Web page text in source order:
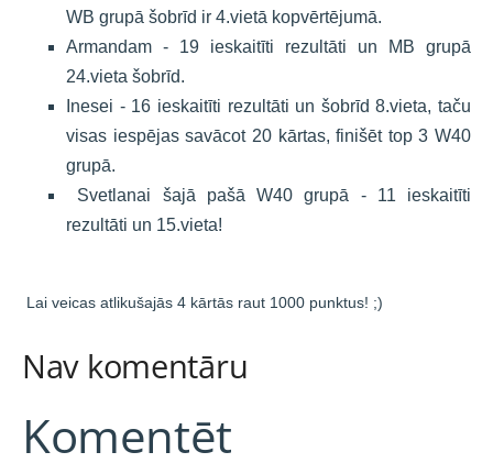
WB grupā šobrīd ir 4.vietā kopvērtējumā.
Armandam - 19 ieskaitīti rezultāti un MB grupā
24.vieta šobrīd.
Inesei - 16 ieskaitīti rezultāti un šobrīd 8.vieta, taču
visas iespējas savācot 20 kārtas, finišēt top 3 W40
grupā.
Svetlanai šajā pašā W40 grupā - 11 ieskaitīti
rezultāti un 15.vieta!
Lai veicas atlikušajās 4 kārtās raut 1000 punktus! ;)
Nav komentāru
Komentēt